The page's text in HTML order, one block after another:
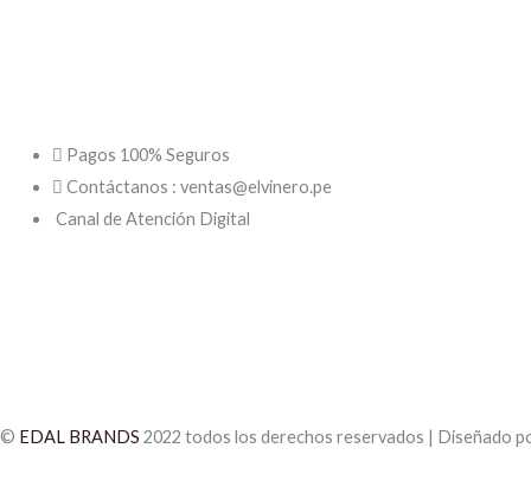
Pagos 100% Seguros
Contáctanos : ventas@elvinero.pe
Canal de Atención Digital
© EDAL BRANDS 2022 todos los derechos reservados | Diseñado